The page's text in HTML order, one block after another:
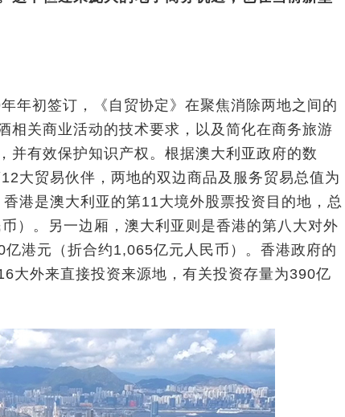
年初签订，《自贸协定》在聚焦消除两地之间的
相关商业活动的技术要求，以及简化在商务旅游
并有效保护知识产权。根据澳大利亚政府的数
大贸易伙伴，两地的双边商品及服务贸易总值为
港是澳大利亚的第11大境外股票投资目的地，总
）。另一边厢，澳大利亚则是香港的第八大对外
港元（折合约1,065亿元人民币）。香港政府的
大外来直接投资来源地，有关投资存量为390亿